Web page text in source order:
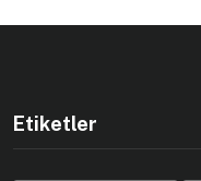
Etiketler